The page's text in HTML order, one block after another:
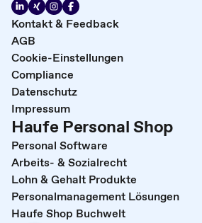
Kontakt & Feedback
AGB
Cookie-Einstellungen
Compliance
Datenschutz
Impressum
Haufe Personal Shop
Personal Software
Arbeits- & Sozialrecht
Lohn & Gehalt Produkte
Personalmanagement Lösungen
Haufe Shop Buchwelt